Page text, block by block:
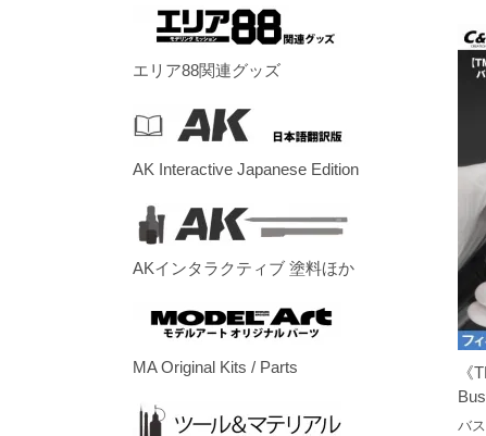
《
バ
エリア88関連グッズ
AK Interactive Japanese Edition
AKインタラクティブ 塗料ほか
MA Original Kits / Parts